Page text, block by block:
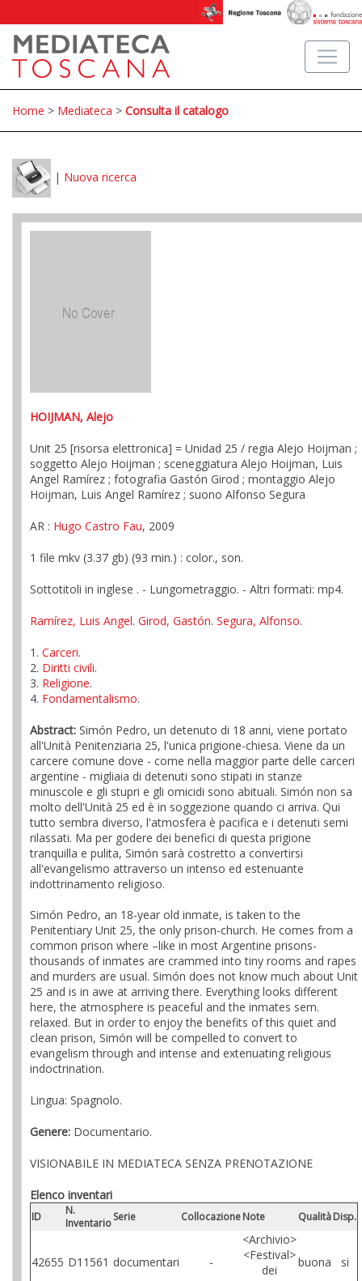
Home > Mediateca > Consulta il catalogo
| Nuova ricerca
HOIJMAN, Alejo
Unit 25 [risorsa elettronica] = Unidad 25 / regia Alejo Hoijman ;
soggetto Alejo Hoijman ; sceneggiatura Alejo Hoijman, Luis
Angel Ramírez ; fotografia Gastón Girod ; montaggio Alejo
Hoijman, Luis Angel Ramírez ; suono Alfonso Segura
AR : Hugo Castro Fau, 2009
1 file mkv (3.37 gb) (93 min.) : color., son.
Sottotitoli in inglese . - Lungometraggio. - Altri formati: mp4.
Ramírez, Luis Angel. Girod, Gastón. Segura, Alfonso.
1. Carceri.
2. Diritti civili.
3. Religione.
4. Fondamentalismo.
Abstract: Simón Pedro, un detenuto di 18 anni, viene portato
all'Unità Penitenziaria 25, l'unica prigione-chiesa. Viene da un
carcere comune dove - come nella maggior parte delle carceri
argentine - migliaia di detenuti sono stipati in stanze
minuscole e gli stupri e gli omicidi sono abituali. Simón non sa
molto dell'Unità 25 ed è in soggezione quando ci arriva. Qui
tutto sembra diverso, l'atmosfera è pacifica e i detenuti semi
rilassati. Ma per godere dei benefici di questa prigione
tranquilla e pulita, Simón sarà costretto a convertirsi
all'evangelismo attraverso un intenso ed estenuante
indottrinamento religioso.
Simón Pedro, an 18-year old inmate, is taken to the
Penitentiary Unit 25, the only prison-church. He comes from a
common prison where –like in most Argentine prisons-
thousands of inmates are crammed into tiny rooms and rapes
and murders are usual. Simón does not know much about Unit
25 and is in awe at arriving there. Everything looks different
here, the atmosphere is peaceful and the inmates sem.
relaxed. But in order to enjoy the benefits of this quiet and
clean prison, Simón will be compelled to convert to
evangelism through and intense and extenuating religious
indoctrination.
Lingua: Spagnolo.
Genere: Documentario.
VISIONABILE IN MEDIATECA SENZA PRENOTAZIONE
Elenco inventari
ID
N.
InventarioSerie CollocazioneNote QualitàDisp.
42655 D11561 documentari -
<Archivio>
<Festival>
dei
buona si